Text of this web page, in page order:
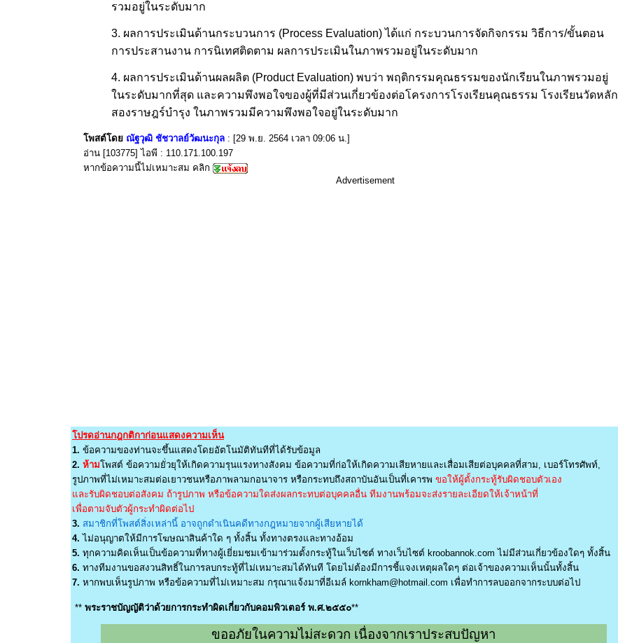
รวมอยู่ในระดับมาก
3. ผลการประเมินด้านกระบวนการ (Process Evaluation) ได้แก่ กระบวนการจัดกิจกรรม วิธีการ/ขั้นตอน
การประสานงาน การนิเทศติดตาม ผลการประเมินในภาพรวมอยู่ในระดับมาก
4. ผลการประเมินด้านผลผลิต (Product Evaluation) พบว่า พฤติกรรมคุณธรรมของนักเรียนในภาพรวมอยู่
ในระดับมากที่สุด และความพึงพอใจของผู้ที่มีส่วนเกี่ยวข้องต่อโครงการโรงเรียนคุณธรรม โรงเรียนวัดหลัก
สองราษฎร์บำรุง ในภาพรวมมีความพึงพอใจอยู่ในระดับมาก
โพสต์โดย ณัฐวุฒิ ชัชวาลย์วัฒนะกุล : [29 พ.ย. 2564 เวลา 09:06 น.]
อ่าน [103775] ไอพี : 110.171.100.197
หากข้อความนี้ไม่เหมาะสม คลิก
Advertisement
โปรดอ่านกฎกติกาก่อนแสดงความเห็น
1. ข้อความของท่านจะขึ้นแสดงโดยอัตโนมัติทันทีที่ได้รับข้อมูล
2. ห้ามโพสต์ ข้อความยั่วยุให้เกิดความรุนแรงทางสังคม ข้อความที่ก่อให้เกิดความเสียหายและเสื่อมเสียต่อบุคคลที่สาม, เบอร์โทรศัพท์,
รูปภาพที่ไม่เหมาะสมต่อเยาวชนหรือภาพลามกอนาจาร หรือกระทบถึงสถาบันอันเป็นที่เคารพ ขอให้ผู้ตั้งกระทู้รับผิดชอบตัวเอง
และรับผิดชอบต่อสังคม ถ้ารูปภาพ หรือข้อความใดส่งผลกระทบต่อบุคคลอื่น ทีมงานพร้อมจะส่งรายละเอียดให้เจ้าหน้าที่
เพื่อตามจับตัวผู้กระทำผิดต่อไป
3. สมาชิกที่โพสต์สิ่งเหล่านี้ อาจถูกดำเนินคดีทางกฎหมายจากผู้เสียหายได้
4. ไม่อนุญาตให้มีการโฆษณาสินค้าใด ๆ ทั้งสิ้น ทั้งทางตรงและทางอ้อม
5. ทุกความคิดเห็นเป็นข้อความที่ทางผู้เยี่ยมชมเข้ามาร่วมตั้งกระทู้ในเว็บไซต์ ทางเว็บไซต์ kroobannok.com ไม่มีส่วนเกี่ยวข้องใดๆ ทั้งสิ้น
6. ทางทีมงานขอสงวนสิทธิ์ในการลบกระทู้ที่ไม่เหมาะสมได้ทันที โดยไม่ต้องมีการชี้แจงเหตุผลใดๆ ต่อเจ้าของความเห็นนั้นทั้งสิ้น
7. หากพบเห็นรูปภาพ หรือข้อความที่ไม่เหมาะสม กรุณาแจ้งมาที่อีเมล์ kornkham@hotmail.com เพื่อทำการลบออกจากระบบต่อไป
** พระราชบัญญัติว่าด้วยการกระทำผิดเกี่ยวกับคอมพิวเตอร์ พ.ศ.๒๕๕๐**
ขออภัยในความไม่สะดวก เนื่องจากเราประสบปัญหา